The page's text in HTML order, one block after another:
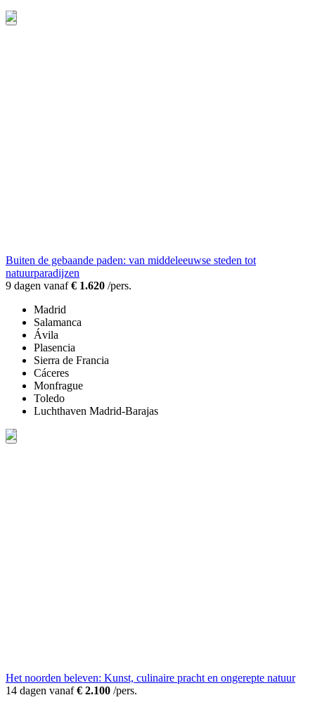
Buiten de gebaande paden: van middeleeuwse steden tot
natuurparadijzen
9 dagen vanaf€ 1.620 /pers.
Madrid
Salamanca
Ávila
Plasencia
Sierra de Francia
Cáceres
Monfrague
Toledo
Luchthaven Madrid-Barajas
Het noorden beleven: Kunst, culinaire pracht en ongerepte natuur
14 dagen vanaf€ 2.100 /pers.